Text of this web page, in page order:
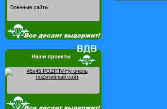
Военные сайты
Наши проекты